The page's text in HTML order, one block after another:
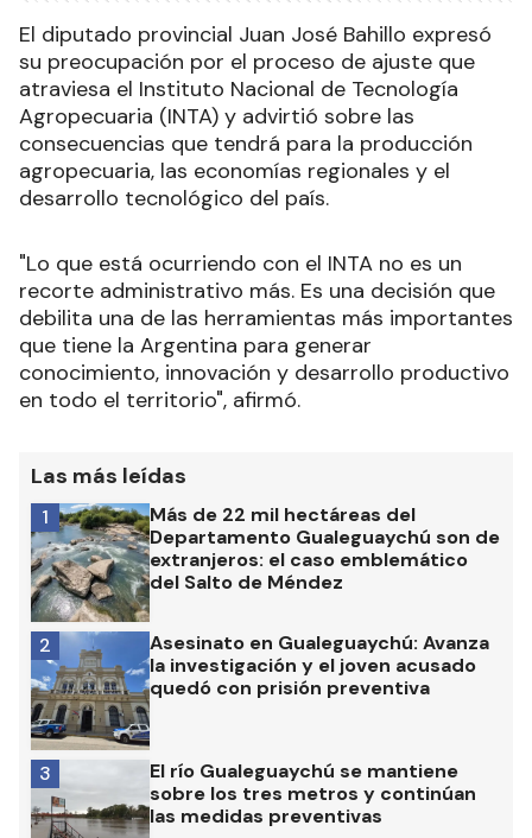
El diputado provincial Juan José Bahillo expresó
su preocupación por el proceso de ajuste que
atraviesa el Instituto Nacional de Tecnología
Agropecuaria (INTA) y advirtió sobre las
consecuencias que tendrá para la producción
agropecuaria, las economías regionales y el
desarrollo tecnológico del país.
"Lo que está ocurriendo con el INTA no es un
recorte administrativo más. Es una decisión que
debilita una de las herramientas más importantes
que tiene la Argentina para generar
conocimiento, innovación y desarrollo productivo
en todo el territorio", afirmó.
Las más leídas
Más de 22 mil hectáreas del
Departamento Gualeguaychú son de
extranjeros: el caso emblemático
del Salto de Méndez
1
Asesinato en Gualeguaychú: Avanza
la investigación y el joven acusado
quedó con prisión preventiva
2
El río Gualeguaychú se mantiene
sobre los tres metros y continúan
las medidas preventivas
3